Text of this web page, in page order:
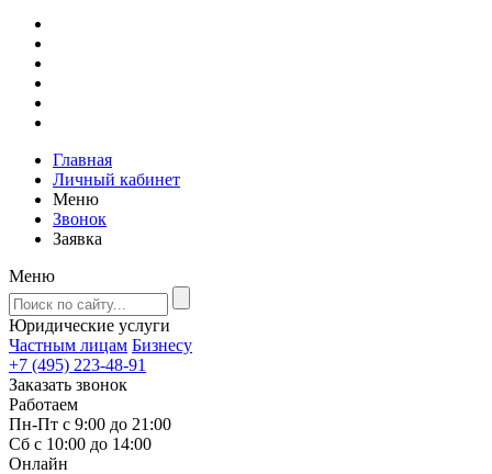
Главная
Личный кабинет
Меню
Звонок
Заявка
Меню
Юридические услуги
Частным лицам Бизнесу
+7 (495) 223-48-91
Заказать звонок
Работаем
Пн-Пт с 9:00 до 21:00
Сб с 10:00 до 14:00
Онлайн